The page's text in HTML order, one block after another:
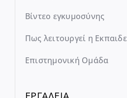
Βίντεο εγκυμοσύνης
Πως λειτουργεί η
Επιστημονική Ομάδα